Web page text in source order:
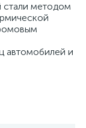
стали методом
автомобилей и